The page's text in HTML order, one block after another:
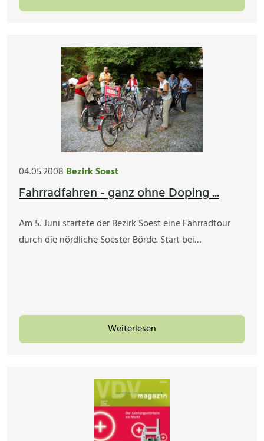
04.05.2008 Bezirk Soest
Fahrradfahren - ganz ohne Doping ...
Am 5. Juni startete der Bezirk Soest eine Fahrradtour
durch die nördliche Soester Börde. Start bei…
Weiterlesen